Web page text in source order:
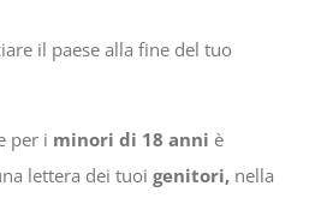
il paese alla fine del tuo
per i minori di 18 anni è
lettera dei tuoi genitori, nella